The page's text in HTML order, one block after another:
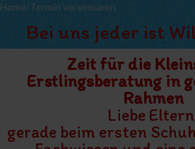
Home Termin vereinbaren
Bei uns jeder ist
Zeit für die
Erstlingsberatung in
Rahmen
Liebe
gerade beim ersten